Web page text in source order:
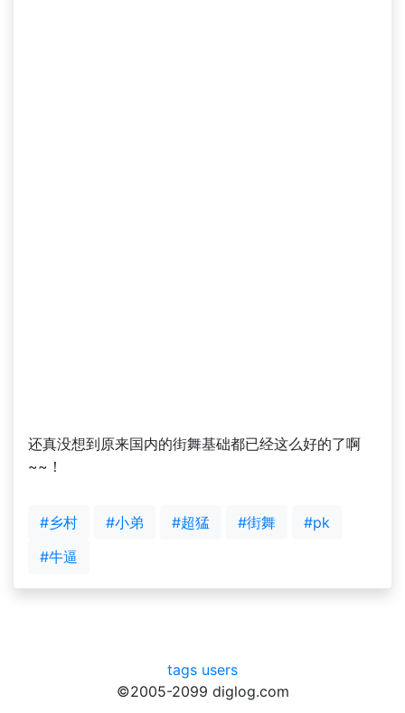
还真没想到原来国内的街舞基础都已经这么好的了啊
~~！
#乡村 #小弟 #超猛 #街舞
#pk
#牛逼
tags users
©2005-2099 diglog.com